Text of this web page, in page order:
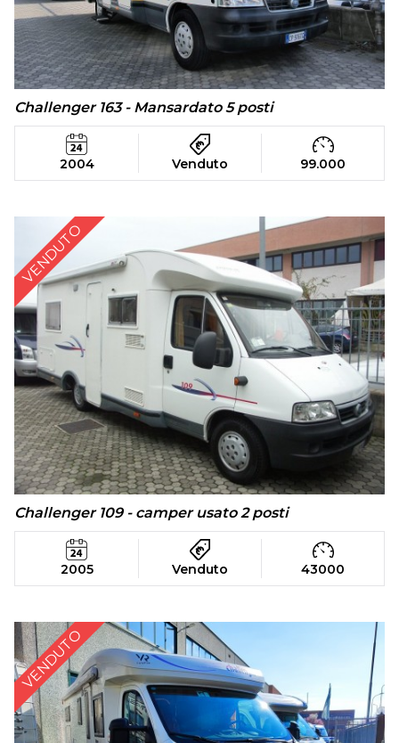
Challenger 163 - Mansardato 5 posti
2004 Venduto 99.000
VENDUTO
Challenger 109 - camper usato 2 posti
2005 Venduto 43000
VENDUTO